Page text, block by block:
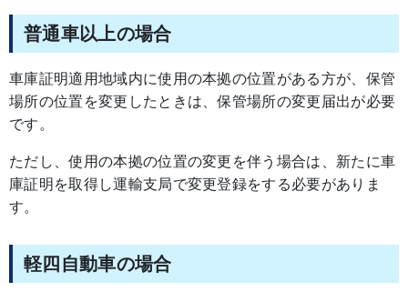
普通車以上の場合
車庫証明適用地域内に使用の本拠の位置がある方が、保管
場所の位置を変更したときは、保管場所の変更届出が必要
です。
ただし、使用の本拠の位置の変更を伴う場合は、新たに車
庫証明を取得し運輸支局で変更登録をする必要がありま
す。
軽四自動車の場合